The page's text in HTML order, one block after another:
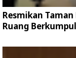
Resmikan
Ruang